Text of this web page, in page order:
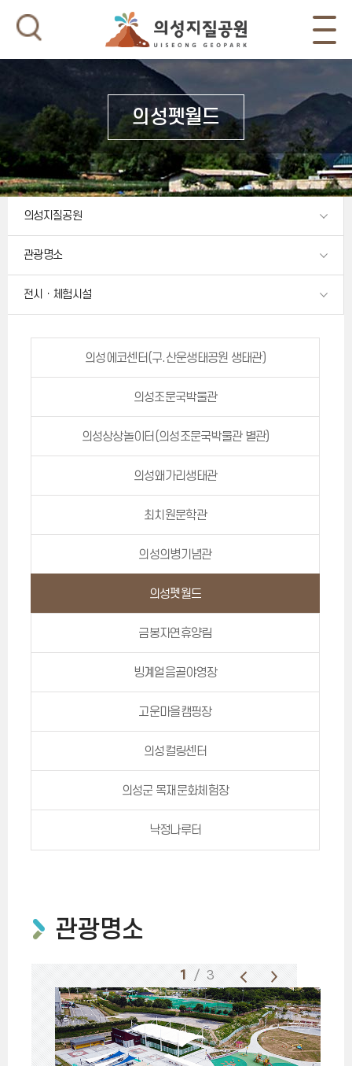
의성펫월드
의성지질공원
관광명소
전시ㆍ체험시설
의성에코센터(구.산운생태공원 생태관)
의성조문국박물관
의성상상놀이터(의성조문국박물관 별관)
의성왜가리생태관
최치원문학관
의성의병기념관
의성펫월드
금봉자연휴양림
빙계얼음골야영장
고운마을캠핑장
의성컬링센터
의성군 목재문화체험장
낙정나루터
관광명소
1 / 3